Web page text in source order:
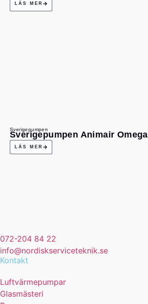
LÄS MER
Sverigepumpen
Sverigepumpen Animair Omega
LÄS MER
072-204 84 22
info@nordiskserviceteknik.se
Kontakt
Luftvärmepumpar
Glasmästeri